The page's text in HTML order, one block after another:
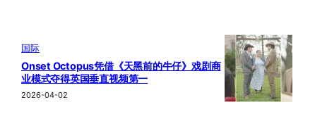
国际
Onset Octopus凭借《天黑前的牛仔》戏剧商
业模式夺得英国垂直视频第一
2026-04-02